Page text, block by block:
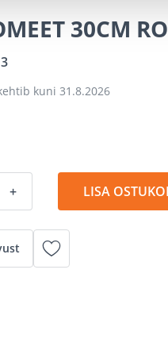
30CM
kuni 31.8.2026
+ LISA